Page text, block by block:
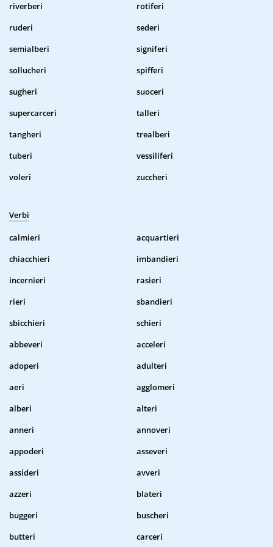
riverberi
rotiferi
ruderi
sederi
semialberi
signiferi
sollucheri
spifferi
sugheri
suoceri
supercarceri
talleri
tangheri
trealberi
tuberi
vessiliferi
voleri
zuccheri
Verbi
calmieri
acquartieri
chiacchieri
imbandieri
incernieri
rasieri
rieri
sbandieri
sbicchieri
schieri
abbeveri
acceleri
adoperi
adulteri
aeri
agglomeri
alberi
alteri
anneri
annoveri
appoderi
asseveri
assideri
avveri
azzeri
blateri
buggeri
buscheri
butteri
carceri